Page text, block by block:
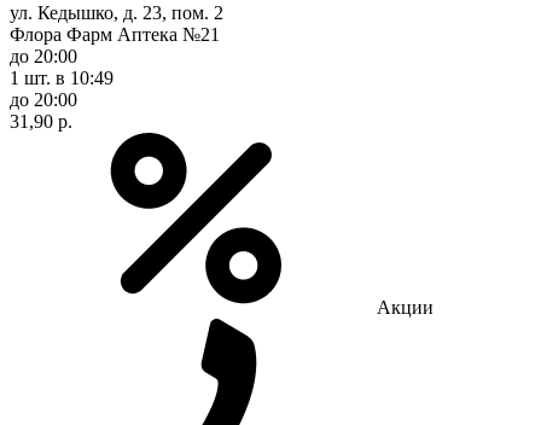
ул. Кедышко, д. 23, пом. 2
Флора Фарм Аптека №21
до 20:00
1 шт. в 10:49
до 20:00
31,90 р.
Акции